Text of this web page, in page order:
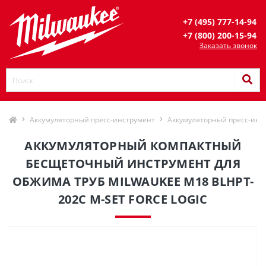
+7 (495) 777-14-94
+7 (800) 200-15-94
Заказать звонок
Аккумуляторный пресс-инструмент Аккумуляторный пресс-
АККУМУЛЯТОРНЫЙ КОМПАКТНЫЙ
БЕСЩЕТОЧНЫЙ ИНСТРУМЕНТ ДЛЯ
ОБЖИМА ТРУБ MILWAUKEE M18 BLHPT-
202C M-SET FORCE LOGIC